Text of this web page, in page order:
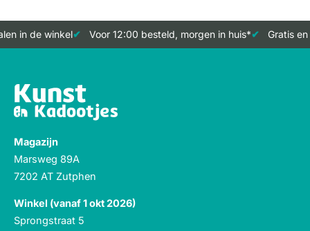
in de winkel Voor 12:00 besteld, morgen in huis* Gratis
Magazijn
Marsweg 89A
7202 AT Zutphen
Winkel (vanaf 1 okt 2026)
Sprongstraat 5